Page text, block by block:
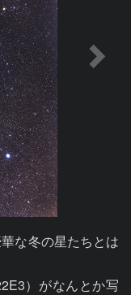
な冬の星たちとは
）がなんとか写